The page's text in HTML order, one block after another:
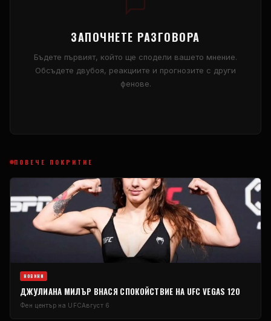
ЗАПОЧНЕТЕ РАЗГОВОРА
Бъдете първият, който ще сподели вашето мнение.
Обсъдете двубоя, реакциите и прогнозите с други
фенове.
ПОВЕЧЕ ПОКРИТИЕ
НОВИНИ
ДЖУЛИАНА МИЛЪР ВНАСЯ СПОКОЙСТВИЕ НА UFC VEGAS 120
Фен център на UFCАвгуст 6